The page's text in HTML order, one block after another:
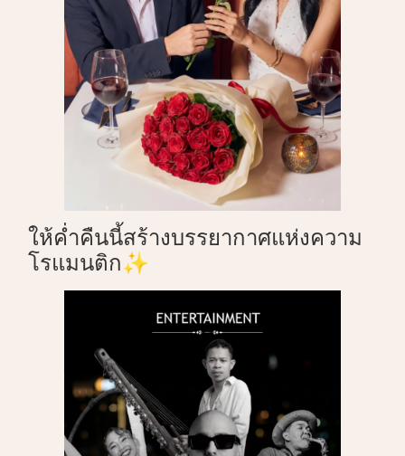
ให้ค่ำคืนนี้สร้างบรรยากาศแห่งความ
โรแมนติก✨